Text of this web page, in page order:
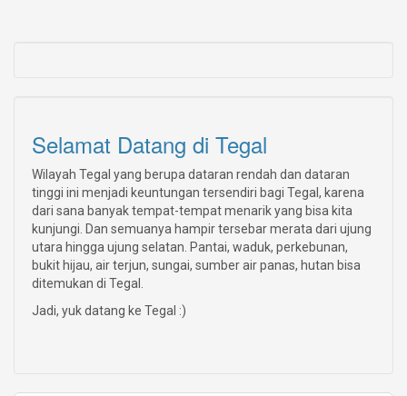
Selamat Datang di Tegal
Wilayah Tegal yang berupa dataran rendah dan dataran
tinggi ini menjadi keuntungan tersendiri bagi Tegal, karena
dari sana banyak tempat-tempat menarik yang bisa kita
kunjungi. Dan semuanya hampir tersebar merata dari ujung
utara hingga ujung selatan. Pantai, waduk, perkebunan,
bukit hijau, air terjun, sungai, sumber air panas, hutan bisa
ditemukan di Tegal.
Jadi, yuk datang ke Tegal :)